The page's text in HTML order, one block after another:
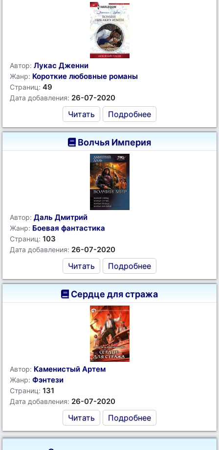
Автор: Лукас Дженни
Жанр: Короткие любовные романы
Страниц: 49
Дата добавления: 26-07-2020
Читать Подробнее
Волчья Империя
Автор: Даль Дмитрий
Жанр: Боевая фантастика
Страниц: 103
Дата добавления: 26-07-2020
Читать Подробнее
Сердце для стража
Автор: Каменистый Артем
Жанр: Фэнтези
Страниц: 131
Дата добавления: 26-07-2020
Читать Подробнее